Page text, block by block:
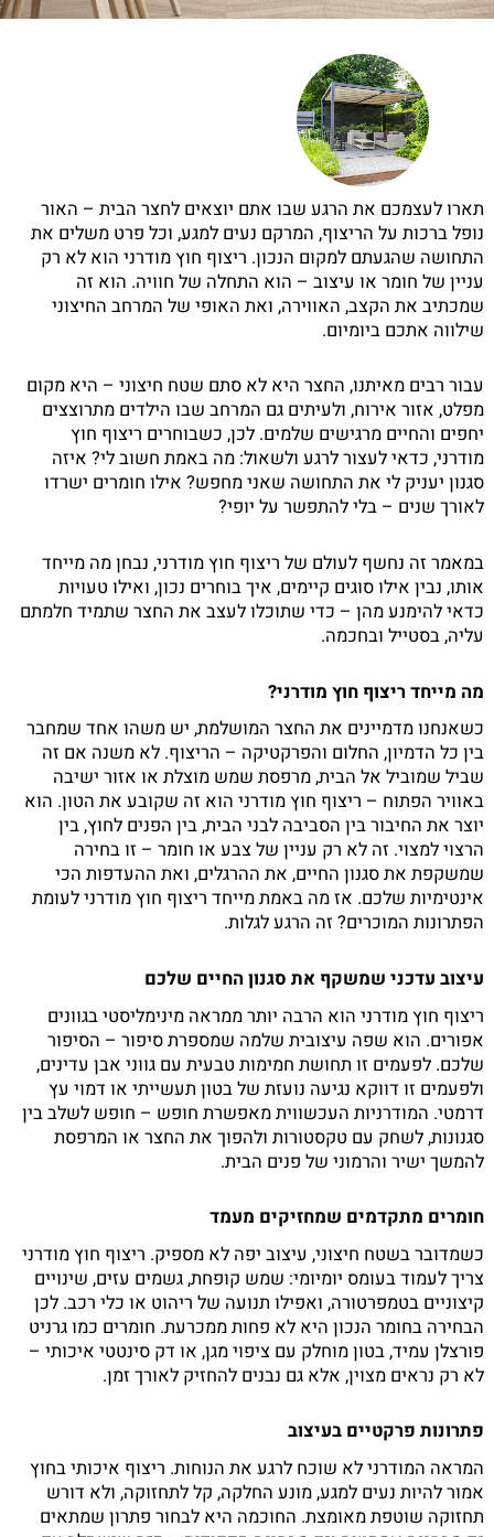
תארו לעצמכם את הרגע שבו אתם יוצאים לחצר הבית – האור
נופל ברכות על הריצוף, המרקם נעים למגע, וכל פרט משלים את
התחושה שהגעתם למקום הנכון. ריצוף חוץ מודרני הוא לא רק
עניין של חומר או עיצוב – הוא התחלה של חוויה. הוא זה
שמכתיב את הקצב, האווירה, ואת האופי של המרחב החיצוני
שילווה אתכם ביומיום.
עבור רבים מאיתנו, החצר היא לא סתם שטח חיצוני – היא מקום
מפלט, אזור אירוח, ולעיתים גם המרחב שבו הילדים מתרוצצים
יחפים והחיים מרגישים שלמים. לכן, כשבוחרים ריצוף חוץ
מודרני, כדאי לעצור לרגע ולשאול: מה באמת חשוב לי? איזה
סגנון יעניק לי את התחושה שאני מחפש? אילו חומרים ישרדו
לאורך שנים – בלי להתפשר על יופי?
במאמר זה נחשף לעולם של ריצוף חוץ מודרני, נבחן מה מייחד
אותו, נבין אילו סוגים קיימים, איך בוחרים נכון, ואילו טעויות
כדאי להימנע מהן – כדי שתוכלו לעצב את החצר שתמיד חלמתם
עליה, בסטייל ובחכמה.
מה מייחד ריצוף חוץ מודרני?
כשאנחנו מדמיינים את החצר המושלמת, יש משהו אחד שמחבר
בין כל הדמיון, החלום והפרקטיקה – הריצוף. לא משנה אם זה
שביל שמוביל אל הבית, מרפסת שמש מוצלת או אזור ישיבה
באוויר הפתוח – ריצוף חוץ מודרני הוא זה שקובע את הטון. הוא
יוצר את החיבור בין הסביבה לבני הבית, בין הפנים לחוץ, בין
הרצוי למצוי. זה לא רק עניין של צבע או חומר – זו בחירה
שמשקפת את סגנון החיים, את ההרגלים, ואת ההעדפות הכי
אינטימיות שלכם. אז מה באמת מייחד ריצוף חוץ מודרני לעומת
הפתרונות המוכרים? זה הרגע לגלות.
עיצוב עדכני שמשקף את סגנון החיים שלכם
ריצוף חוץ מודרני הוא הרבה יותר ממראה מינימליסטי בגוונים
אפורים. הוא שפה עיצובית שלמה שמספרת סיפור – הסיפור
שלכם. לפעמים זו תחושת חמימות טבעית עם גווני אבן עדינים,
ולפעמים זו דווקא נגיעה נועזת של בטון תעשייתי או דמוי עץ
דרמטי. המודרניות העכשווית מאפשרת חופש – חופש לשלב בין
סגנונות, לשחק עם טקסטורות ולהפוך את החצר או המרפסת
להמשך ישיר והרמוני של פנים הבית.
חומרים מתקדמים שמחזיקים מעמד
כשמדובר בשטח חיצוני, עיצוב יפה לא מספיק. ריצוף חוץמודרני
צריך לעמוד בעומס יומיומי: שמש קופחת, גשמים עזים, שינויים
קיצוניים בטמפרטורה, ואפילו תנועה של ריהוט או כלי רכב. לכן
הבחירה בחומר הנכון היא לא פחות ממכרעת. חומרים כמו גרניט
פורצלן עמיד, בטון מוחלק עם ציפוי מגן, או דק סינטטי איכותי –
לא רק נראים מצוין, אלא גם נבנים להחזיק לאורך זמן.
פתרונות פרקטיים בעיצוב
המראה המודרני לא שוכח לרגע את הנוחות. ריצוף איכותי בחוץ
אמור להיות נעים למגע, מונע החלקה, קל לתחזוקה, ולא דורש
תחזוקה שוטפת מאומצת. החוכמה היא לבחור פתרון שמתאים